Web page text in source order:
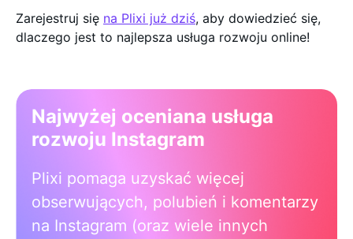
Zarejestruj się na Plixi już dziś, aby dowiedzieć się,
dlaczego jest to najlepsza usługa rozwoju online!
Najwyżej oceniana usługa
rozwoju Instagram
Plixi pomaga uzyskać więcej
obserwujących, polubień i komentarzy
na Instagram (oraz wiele innych